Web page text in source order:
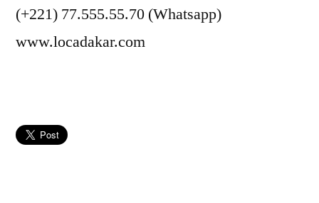
(+221) 77.555.55.70 (Whatsapp)
www.locadakar.com